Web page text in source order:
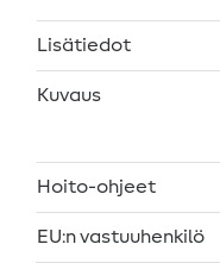
Lisätiedot
Kuvaus
Hoito-ohjeet
EU:n vastuuhenkilö